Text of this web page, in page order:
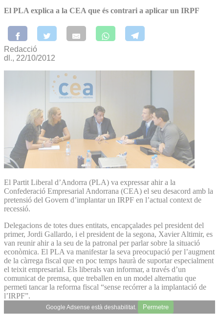
El PLA explica a la CEA que és contrari a aplicar un IRPF
Redacció
dl., 22/10/2012
El Partit Liberal d’Andorra (PLA) va expressar ahir a la
Confederació Empresarial Andorrana (CEA) el seu des­acord amb la
pretensió del Govern d’implantar un IRPF en l’actual context de
recessió.
Delegacions de totes dues entitats, encapçalades pel president del
primer, Jordi Gallardo, i el president de la segona, Xavier Altimir, es
van reunir ahir a la seu de la patronal per parlar sobre la situació
econòmica. El PLA va manifestar la seva preocupació per l’augment
de la càrrega fiscal que en poc temps haurà de suportar especialment
el teixit empresarial. Els liberals van informar, a través d’un
comunicat de premsa, que treballen en un model alternatiu que
permeti tancar la reforma fiscal “sense recórrer a la implantació de
l’IRPF”.
Google Adsense està deshabilitat. Permetre